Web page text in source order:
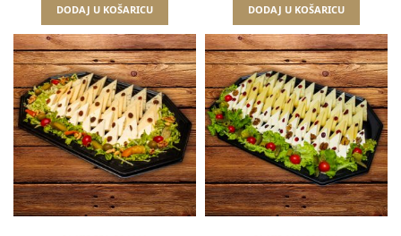
DODAJ U KOŠARICU DODAJ U KOŠARICU